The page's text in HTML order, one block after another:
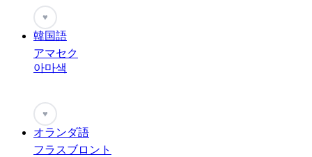
♥
韓国語
アマセク
아마색
♥
オランダ語
フラスブロント